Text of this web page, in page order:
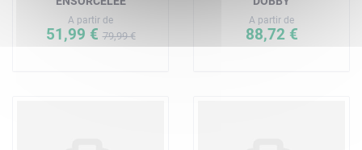
A partir de
51,99 €79,99 €
A partir de
88,72 €